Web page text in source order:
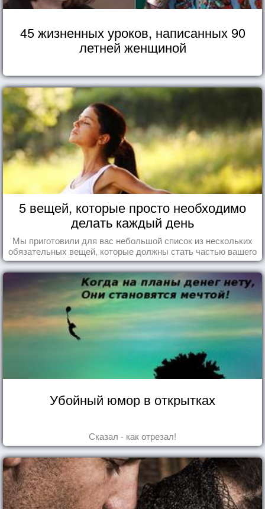
45 жизненных уроков, написанных 90
летней женщиной
5 вещей, которые просто необходимо
делать каждый день
Мы приготовили для вас небольшой список из нескольких
обязательных вещей, которые должны стать частью вашего
дня.
Убойный юмор в открытках
Сказал - как отрезал!